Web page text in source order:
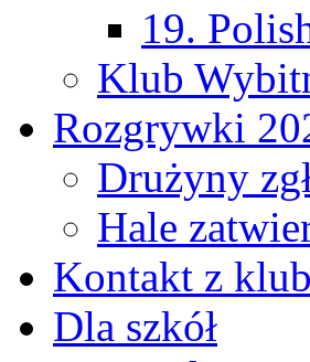
19.
Klub
Rozgrywki
Drużyny
Hale
Kontakt z
Dla szkół